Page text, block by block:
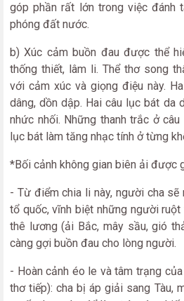
góp phần rất lớn trong việc đánh
phóng đất nước.
b) Xúc cảm buồn đau được thể
thống thiết, lâm li. Thể thơ song
với cảm xúc và giọng điệu này.
dâng, dồn dập. Hai câu lục bát da
nhức nhối. Những thanh trắc ở
lục bát làm tăng nhạc tính ở từng
*Bối cảnh không gian biên ải được
- Từ điểm chia li này, người cha sẽ
tổ quốc, vĩnh biệt những người
thê lương (ải Bắc, mây sầu, gió
càng gợi buồn đau cho lòng người.
- Hoàn cảnh éo le và tâm trạng
thơ tiếp): cha bị áp giải sang Tàu,